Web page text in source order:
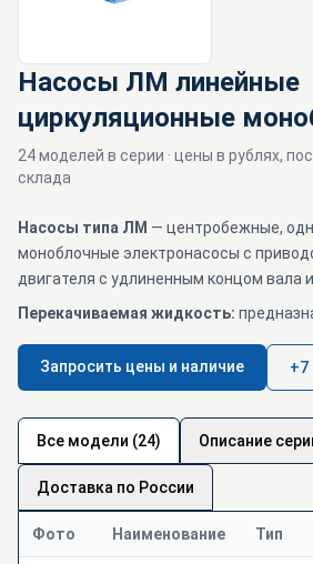
Насосы ЛМ линейные
циркуляционные
24 моделей в серии · цены в рублях,
склада
Насосы типа ЛМ — центробежные,
моноблочные электронасосы с
двигателя с удлиненным концом вала
Перекачиваемая жидкость:
назначения (кроме морской) с рН6…9 и
сходных с чистой водой по плотности,
химической активности, содержащих
количестве не более 0,1% по объему и
более 0,2 мм, в системах отопления и
Подвод и отвод перекачиваемой
Область применения насосов ЛМ
для работы в стационарных
Запросить цены и наличие +7
Все модели (24) Описание
Доставка по России
Фото Наименование Тип